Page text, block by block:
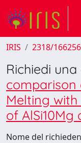
IRIS 2318/
Richiedi
comparison
Melting
of AlSi10Mg
Nome del